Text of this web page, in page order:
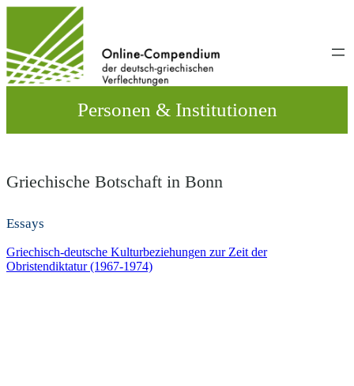
wechseln
Personen & Institutionen
Griechische Botschaft in Bonn
Essays
Griechisch-deutsche Kulturbeziehungen zur Zeit der
Obristendiktatur (1967-1974)